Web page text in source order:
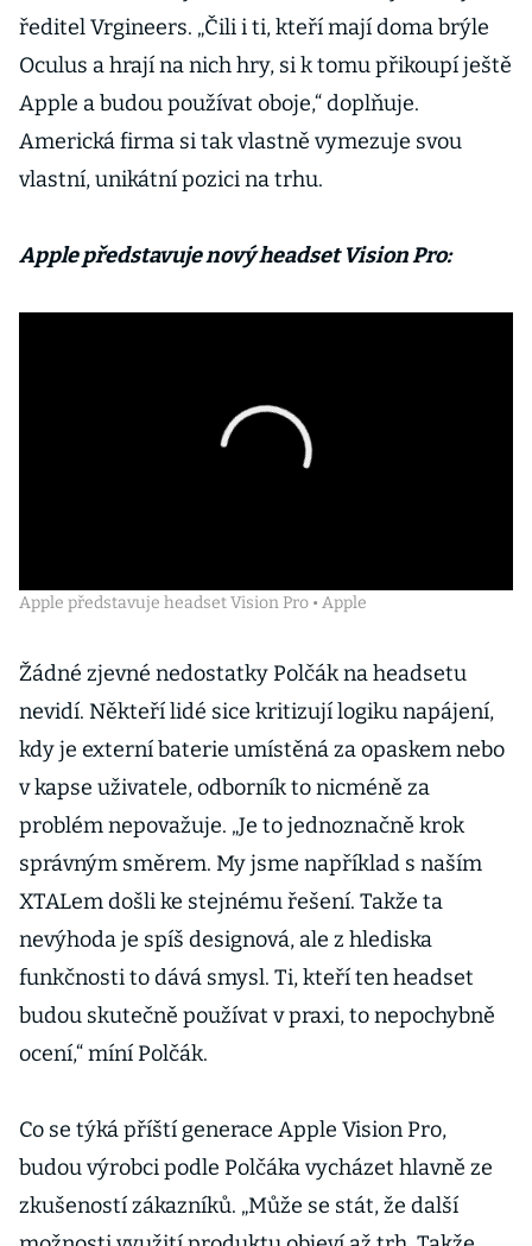
ředitel Vrgineers. „Čili i ti, kteří mají doma brýle
Oculus a hrají na nich hry, si k tomu přikoupí ještě
Apple a budou používat oboje,“ doplňuje.
Americká firma si tak vlastně vymezuje svou
vlastní, unikátní pozici na trhu.
Apple představuje nový headset Vision Pro:
Apple představuje headset Vision Pro • Apple
Žádné zjevné nedostatky Polčák na headsetu
nevidí. Někteří lidé sice kritizují logiku napájení,
kdy je externí baterie umístěná za opaskem nebo
v kapse uživatele, odborník to nicméně za
problém nepovažuje. „Je to jednoznačně krok
správným směrem. My jsme například s naším
XTALem došli ke stejnému řešení. Takže ta
nevýhoda je spíš designová, ale z hlediska
funkčnosti to dává smysl. Ti, kteří ten headset
budou skutečně používat v praxi, to nepochybně
ocení,“ míní Polčák.
Co se týká příští generace Apple Vision Pro,
budou výrobci podle Polčáka vycházet hlavně ze
zkušeností zákazníků. „Může se stát, že další